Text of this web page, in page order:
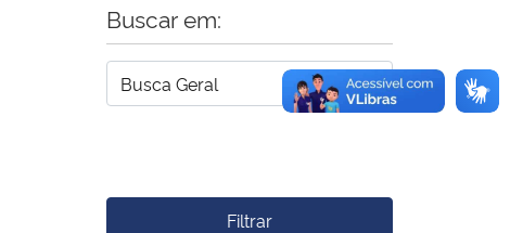
Buscar em:
Filtrar